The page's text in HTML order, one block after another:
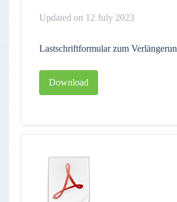
Updated on 12 July 2023
Lastschriftformular zum
Download